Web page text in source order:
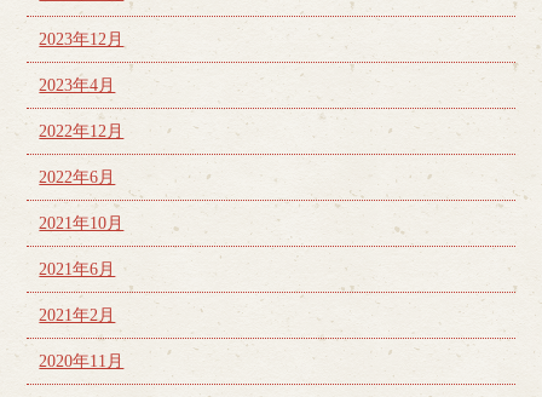
2023年12月
2023年4月
2022年12月
2022年6月
2021年10月
2021年6月
2021年2月
2020年11月